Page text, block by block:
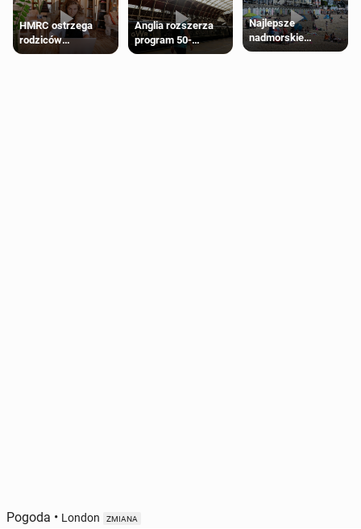
HMRC ostrzega
rodziców
pobierających Child
Anglia rozszerza
program 50-
procentowych
Najlepsze
nadmorskie
miasteczko blisko
Pogoda • London ZMIANA